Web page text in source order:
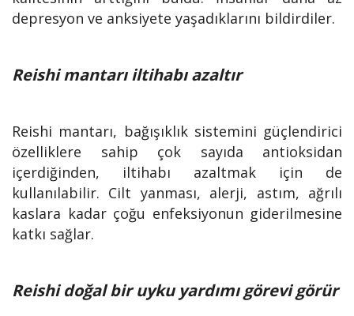
depresyon ve anksiyete yaşadıklarını bildirdiler.
Reishi mantarı iltihabı azaltır
Reishi mantarı, bağışıklık sistemini güçlendirici
özelliklere sahip çok sayıda antioksidan
içerdiğinden, iltihabı azaltmak için de
kullanılabilir. Cilt yanması, alerji, astım, ağrılı
kaslara kadar çoğu enfeksiyonun giderilmesine
katkı sağlar.
Reishi doğal bir uyku yardımı görevi görür